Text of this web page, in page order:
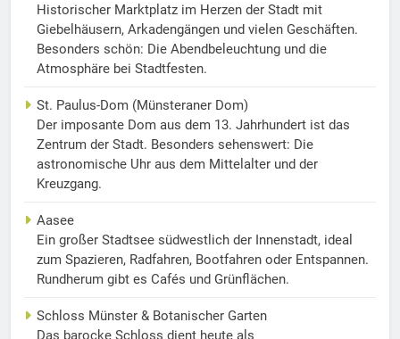
Historischer Marktplatz im Herzen der Stadt mit
Giebelhäusern, Arkadengängen und vielen Geschäften.
Besonders schön: Die Abendbeleuchtung und die
Atmosphäre bei Stadtfesten.
St. Paulus-Dom (Münsteraner Dom)
Der imposante Dom aus dem 13. Jahrhundert ist das
Zentrum der Stadt. Besonders sehenswert: Die
astronomische Uhr aus dem Mittelalter und der
Kreuzgang.
Aasee
Ein großer Stadtsee südwestlich der Innenstadt, ideal
zum Spazieren, Radfahren, Bootfahren oder Entspannen.
Rundherum gibt es Cafés und Grünflächen.
Schloss Münster & Botanischer Garten
Das barocke Schloss dient heute als